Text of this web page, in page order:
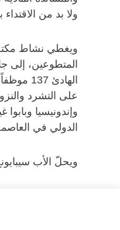
ولا بد من
ويغطي نشاط مكتب
المتطوعين، إلى
على التشرد
الدولي في
ويحلّ الأب